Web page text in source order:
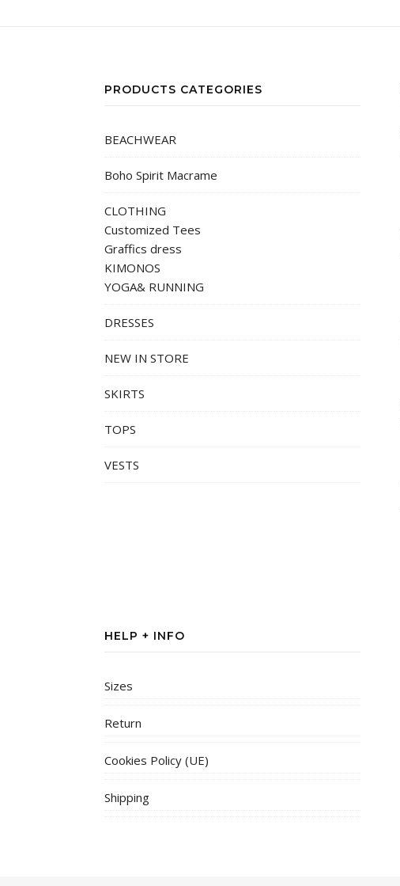
PRODUCTS CATEGORIES
BEACHWEAR
Boho Spirit Macrame
CLOTHING
Customized Tees
Graffics dress
KIMONOS
YOGA& RUNNING
DRESSES
NEW IN STORE
SKIRTS
TOPS
VESTS
HELP + INFO
Sizes
Return
Cookies Policy (UE)
Shipping